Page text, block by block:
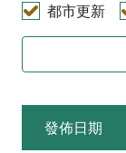
都市更新
發佈日期